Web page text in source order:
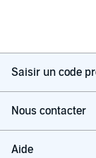
Saisir un code
Nous contacter
Aide